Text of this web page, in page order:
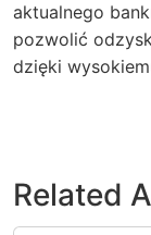
aktualnego
pozwolić
dzięki
Related